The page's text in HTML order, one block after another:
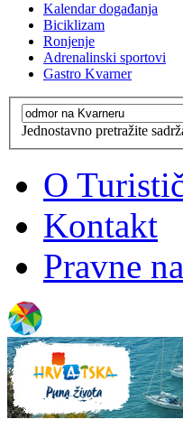
Kalendar događanja
Biciklizam
Ronjenje
Adrenalinski sportovi
Gastro Kvarner
Jednostavno pretražite
O
Kontakt
Pravne